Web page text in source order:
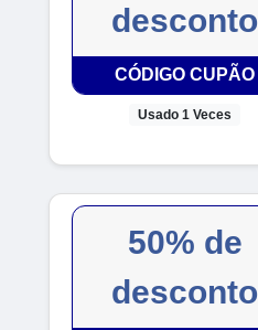
desconto
CÓDIGO CUPÃO
Usado 1 Veces
50% de
desconto